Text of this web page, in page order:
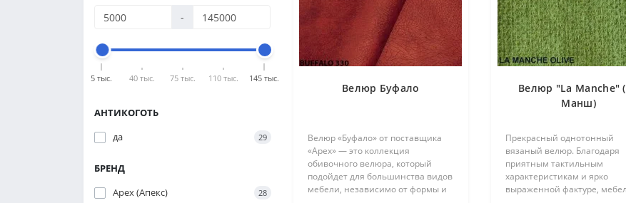
-
5 тыс. 40 тыс. 75 тыс. 110 тыс. 145 тыс.
АНТИКОГОТЬ
да
29
БРЕНД
Apex (Апекс)
28
Велюр Буфало
Велюр «Буфало» от поставщика
«Apex» — это коллекция
обивочного велюра, который
подойдет для большинства видов
мебели, независимо от формы и
Велюр "La Manche"
Манш)
Прекрасный однотонный
вязаный велюр. Благодаря
приятным тактильным
характеристикам и ярко
выраженной фактуре,